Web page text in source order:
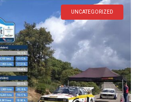
UNCATEGORIZED